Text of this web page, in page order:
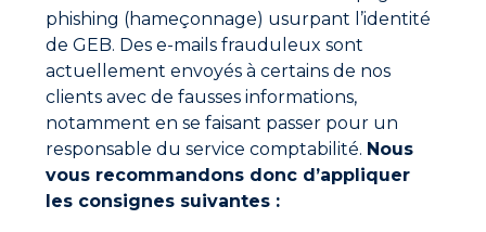
Choisir le bon système de chauffage est essentiel
pour assurer votre confort pendant les mois froids,
tout en assurant votre transition énergétique.
Considérez attentivement les différentes options
disponibles, évaluez vos besoins et consultez des
professionnels pour prendre la meilleure décision
pour votre maison. Quel que soit le système que
vous choisissez, assurez-vous de planifier son
entretien régulier pour garantir son bon
phishing (hameçonnage) usurpant l’identité
de GEB. Des e-mails frauduleux sont
actuellement envoyés à certains de nos
clients avec de fausses informations,
notamment en se faisant passer pour un
responsable du service comptabilité. Nous
vous recommandons donc d’appliquer
les consignes suivantes :